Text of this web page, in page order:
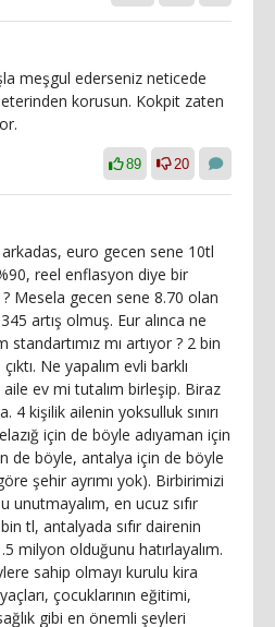
meşgul ederseniz neticede
korusun. Kokpit zaten
89 20
euro gecen sene 10tl
reel enflasyon diye bir
Mesela gecen sene 8.70 olan
artış olmuş. Eur alınca ne
mı artıyor ? 2 bin
Ne yapalım evli barklı
ev mi tutalım birleşip. Biraz
4 kişilik ailenin yoksulluk sınırı
için de böyle adıyaman için
de böyle, antalya için de böyle
şehir ayrımı yok). Birbirimizi
unutmayalım, en ucuz sıfır
tl, antalyada sıfır dairenin
milyon olduğunu hatırlayalım.
sahip olmayı kurulu kira
çocuklarının eğitimi,
gibi en önemli şeyleri